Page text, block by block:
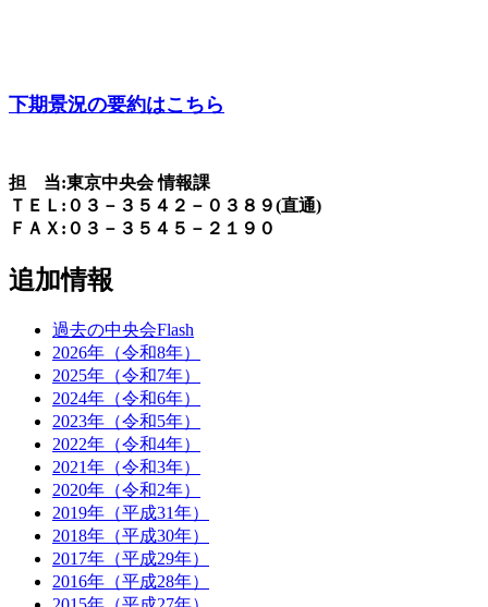
下期景況の要約はこちら
担 当:東京中央会 情報課
ＴＥＬ:０３－３５４２－０３８９(直通)
ＦＡＸ:０３－３５４５－２１９０
追加情報
過去の中央会Flash
2026年（令和8年）
2025年（令和7年）
2024年（令和6年）
2023年（令和5年）
2022年（令和4年）
2021年（令和3年）
2020年（令和2年）
2019年（平成31年）
2018年（平成30年）
2017年（平成29年）
2016年（平成28年）